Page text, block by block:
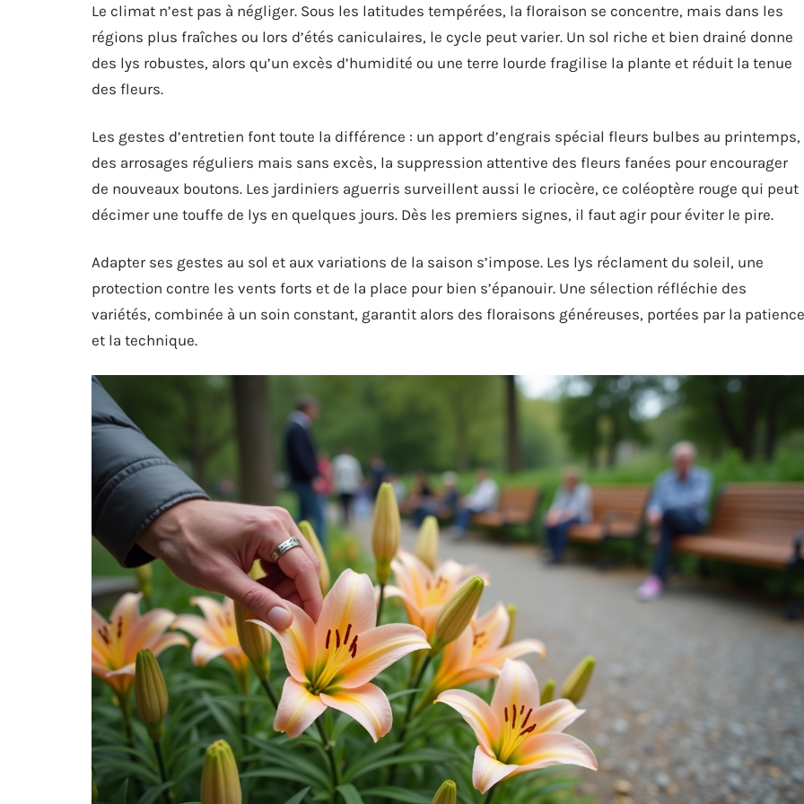
Le climat n’est pas à négliger. Sous les latitudes tempérées, la floraison se concentre, mais dans les
régions plus fraîches ou lors d’étés caniculaires, le cycle peut varier. Un sol riche et bien drainé donne
des lys robustes, alors qu’un excès d’humidité ou une terre lourde fragilise la plante et réduit la tenue
des fleurs.
Les gestes d’entretien font toute la différence : un apport d’engrais spécial fleurs bulbes au printemps,
des arrosages réguliers mais sans excès, la suppression attentive des fleurs fanées pour encourager
de nouveaux boutons. Les jardiniers aguerris surveillent aussi le criocère, ce coléoptère rouge qui peut
décimer une touffe de lys en quelques jours. Dès les premiers signes, il faut agir pour éviter le pire.
Adapter ses gestes au sol et aux variations de la saison s’impose. Les lys réclament du soleil, une
protection contre les vents forts et de la place pour bien s’épanouir. Une sélection réfléchie des
variétés, combinée à un soin constant, garantit alors des floraisons généreuses, portées par la patience
et la technique.